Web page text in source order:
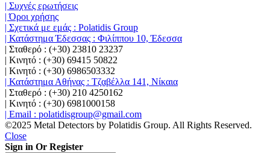
| Συχνές ερωτήσεις
| Όροι χρήσης
| Σχετικά με εμάς : Polatidis Group
| Κατάστημα Έδεσσας : Φιλίππου 10, Έδεσσα
| Σταθερό : (+30) 23810 23237
| Κινητό : (+30) 69415 50822
| Κινητό : (+30) 6986503332
| Κατάστημα Αθήνας : Τζαβέλλα 141, Νίκαια
| Σταθερό : (+30) 210 4250162
| Κινητό : (+30) 6981000158
| Email : polatidisgroup@gmail.com
©2025 Metal Detectors by Polatidis Group. All Rights Reserved.
Close
Sign in Or Register